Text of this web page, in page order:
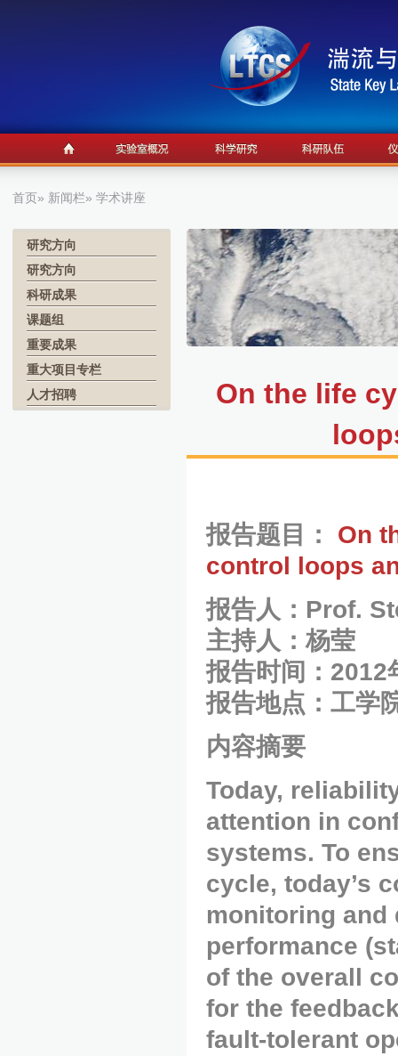
首页» 新闻栏» 学术讲座
研究方向
研究方向
科研成果
课题组
重要成果
重大项目专栏
人才招聘
On the life
报告题目：
On
control loops
报告人： Prof.
主持人：杨莹
报告时间：2012
报告地点： 工学
内容摘要
Today,
attention in
systems. To
cycle, today’s
monitoring and
performance
of the overall
for the
fault-tolerant